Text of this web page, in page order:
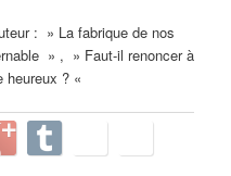
: » La fabrique de nos
» , » Faut-il renoncer à
heureux ? «